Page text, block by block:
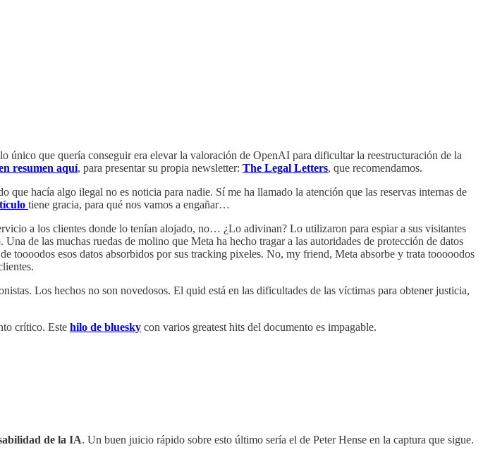
que quería conseguir era elevar la valoración de OpenAI para dificultar la reestructuración de la
resumen aquí, para presentar su propia newsletter: The Legal Letters, que recomendamos.
hacía algo ilegal no es noticia para nadie. Sí me ha llamado la atención que las reservas internas de
tiene gracia, para qué nos vamos a engañar…
a los clientes donde lo tenían alojado, no… ¿Lo adivinan? Lo utilizaron para espiar a sus visitantes
de las muchas ruedas de molino que Meta ha hecho tragar a las autoridades de protección de datos
toooodos esos datos absorbidos por sus tracking pixeles. No, my friend, Meta absorbe y trata tooooodos
Los hechos no son novedosos. El quid está en las dificultades de las víctimas para obtener justicia,
crítico. Este hilo de bluesky con varios greatest hits del documento es impagable.
de la IA. Un buen juicio rápido sobre esto último sería el de Peter Hense en la captura que sigue.